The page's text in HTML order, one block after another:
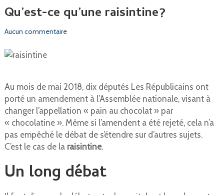
Qu’est-ce qu’une raisintine?
Aucun commentaire
Au mois de mai 2018, dix députés Les Républicains ont
porté un amendement à l’Assemblée nationale, visant à
changer l’appellation « pain au chocolat » par
« chocolatine ». Même si l’amendent a été rejeté, cela n’a
pas empêché le débat de s’étendre sur d’autres sujets.
C’est le cas de la raisintine.
Un long débat